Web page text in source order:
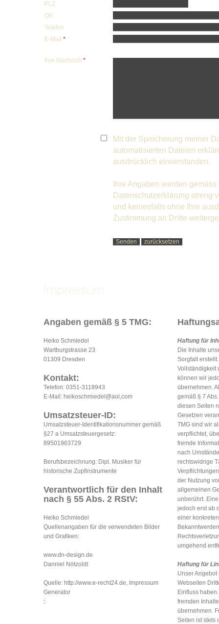
PLZ
Ort
Telefon
E-Mail *
Ihre Nachricht *
Mit der Speicherung meiner
automatisierten Dateien
ausdrücklich einverstanden.
Ihre Angaben werden
Datenschutzerklärung streng
und keinesfalls ohne Ihre
Zustimmung an Dritte
Impressum
Angaben gemäß § 5 TMG:
Heiko Schmiedel
Wartburgstrasse 23
01309 Dresden
Kontakt:
Telefon: 0351-3118943
E-Mail: heikoschmiedel@aol,com
Umsatzsteuer-ID:
Umsatzsteuer-Identifikationsnummer gemäß
§27 a Umsatzsteuergesetz:
89501963729
Berufsbezeichnung: Dipl. Musiker für
historische Zupfinstrumente
Verantwortlich für den Inhalt
nach § 55 Abs. 2 RStV:
Heiko Schmiedel
Quellenangaben für die verwendeten Bilder
und Grafiken:
www.dn-design.de
Danniel Nötzoldt
Quelle: http://www.e-recht24.de, Impressum
Generator
:
Haftung für
Die Inhalte
Sorgfalt
Vollständigkeit
können wir
übernehmen.
gemäß § 7
diesen Seiten
Gesetzen
TMG sind wir
verpflichtet,
fremde
nach
rechtswidrige
der Nutzung
allgemeinen
unberührt.
jedoch erst ab
einer
umgehend
Haftung für
Unser
Webseiten
Einfluss
fremden
übernehmen.
Seiten ist stets